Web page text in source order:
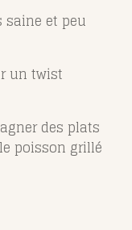
saine et peu
un twist
des plats
poisson grillé